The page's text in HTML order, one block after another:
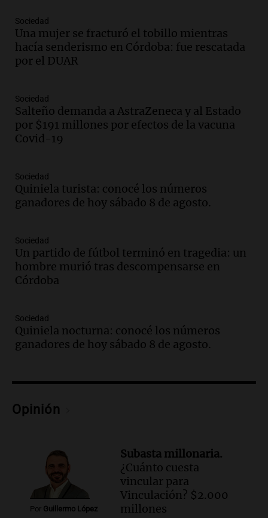
Episodios
Audio.La historia de la servilleta que
firmó Jorge Messi para el primer
contrato de Leo con Barcelona
Audio.Joan Gaspart: "Sin Jorge, no sé si
Messi hubiera llegado adonde llegó"
Una mañana para todos
Audio.
Jorge Messi en una entrevista con Rony
Vargas en 2007
Audio.El abuelo de Agostina Vega, tras
las nuevas detenciones: "En esa casa
todos tenían algo que ver"
Audio.
Una nutricionista derribó el mito
del desayuno ideal: qué alimentos
conviene priorizar
Audio.Mateo, a los 25 años, lucha
contra el tiempo: necesita un trasplante
para poder seguir viviend
Una mañana para todos
Sociedad
Una mujer se fracturó el tobillo mientras
hacía senderismo en Córdoba: fue rescatada
por el DUAR
Sociedad
Salteño demanda a AstraZeneca y al Estado
por $191 millones por efectos de la vacuna
Covid-19
Sociedad
Quiniela turista: conocé los números
ganadores de hoy sábado 8 de agosto.
Sociedad
Un partido de fútbol terminó en tragedia: un
hombre murió tras descompensarse en
Córdoba
Sociedad
Quiniela nocturna: conocé los números
ganadores de hoy sábado 8 de agosto.
Opinión
Por Guillermo López
Subasta millonaria.
¿Cuánto cuesta
vincular para
Vinculación? $2.000
millones